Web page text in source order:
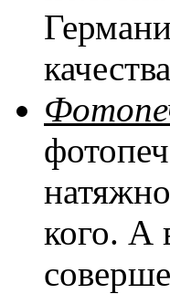
кого. А